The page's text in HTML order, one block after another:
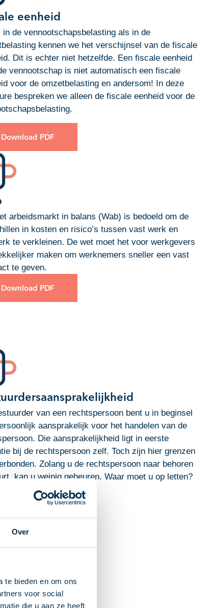
Over
te bieden en om ons
voor social
die u aan ze heeft
eenheid
in de vennootschapsbelasting als in de
kennen we het verschijnsel van de fiscale
Dit is echter niet hetzelfde. Een fiscale eenheid
vennootschap is niet automatisch een fiscale
voor de omzetbelasting en andersom! In deze
bespreken we alleen de fiscale eenheid voor de
Download PDF
arbeidsmarkt in balans (Wab) is bedoeld om de
in kosten en risico’s tussen vast werk en
te verkleinen. De wet moet het voor werkgevers
maken om werknemers sneller een vast
te geven.
Download PDF
van een rechtspersoon bent u in beginsel
aansprakelijk voor het handelen van de
Die aansprakelijkheid ligt in eerste
bij de rechtspersoon zelf. Toch zijn hier grenzen
Zolang u de rechtspersoon naar behoren
kan u weinig gebeuren. Waar moet u op letten?
Download PDF